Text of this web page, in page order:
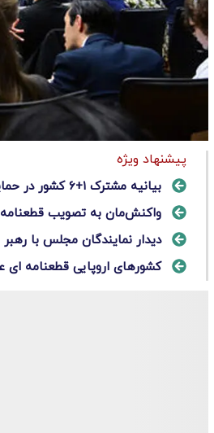
پیشنهاد ویژه
بیانیه مشترک ۱+۶ کشور در حمایت از ایران در نشست شورای حکام
واکنش‌مان به تصویب قطعنامه
دیدار نمایندگان مجلس با رهبر
کشورهای اروپایی قطعنامه ای